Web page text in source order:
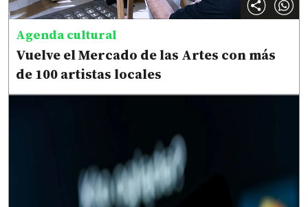
Agenda cultural
Vuelve el Mercado de las Artes con más
de 100 artistas locales